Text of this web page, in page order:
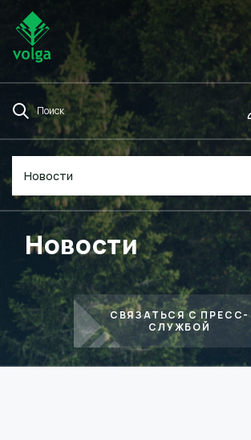
Поиск
Новости
Новости
СВЯЗАТЬСЯ С ПРЕСС-
СЛУЖБОЙ